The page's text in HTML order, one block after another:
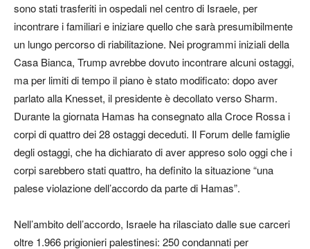
sono stati trasferiti in ospedali nel centro di Israele, per
incontrare i familiari e iniziare quello che sarà presumibilmente
un lungo percorso di riabilitazione. Nei programmi iniziali della
Casa Bianca, Trump avrebbe dovuto incontrare alcuni ostaggi,
ma per limiti di tempo il piano è stato modificato: dopo aver
parlato alla Knesset, il presidente è decollato verso Sharm.
Durante la giornata Hamas ha consegnato alla Croce Rossa i
corpi di quattro dei 28 ostaggi deceduti. Il Forum delle famiglie
degli ostaggi, che ha dichiarato di aver appreso solo oggi che i
corpi sarebbero stati quattro, ha definito la situazione “una
palese violazione dell’accordo da parte di Hamas”.
Nell’ambito dell’accordo, Israele ha rilasciato dalle sue carceri
oltre 1.966 prigionieri palestinesi: 250 condannati per